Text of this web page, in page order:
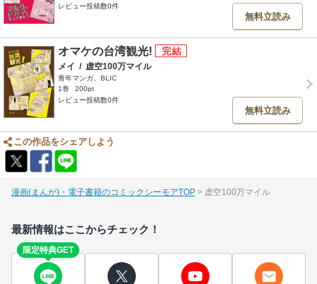
レビュー投稿数0件
無料立読み
オマケの台湾観光!
メイ / 虚空100万マイル
青年マンガ、BLIC
1巻
200pt
レビュー投稿数0件
無料立読み
この作品をシェアしよう
漫画(まんが)・電子書籍のコミックシーモアTOP 虚空100万マイル
最新情報はここからチェック！
限定特典GET